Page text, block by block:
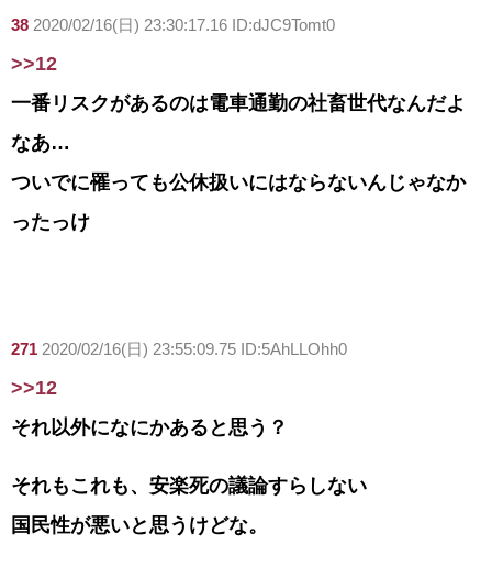
38 2020/02/16(日) 23:30:17.16 ID:dJC9Tomt0
>>12
一番リスクがあるのは電車通勤の社畜世代なんだよ
なあ…
ついでに罹っても公休扱いにはならないんじゃなか
ったっけ
271 2020/02/16(日) 23:55:09.75 ID:5AhLLOhh0
>>12
それ以外になにかあると思う？
それもこれも、安楽死の議論すらしない
国民性が悪いと思うけどな。